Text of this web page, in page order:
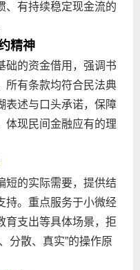
、有持续稳定现金流的
精神
础的资金借用，强调书
所有条款均符合民法典
表述与口头承诺，保障
体现民间金融应有的理
短的实际需要，提供结
持。重点服务于小微经
育支出等具体场景，拒
分散、真实”的操作原